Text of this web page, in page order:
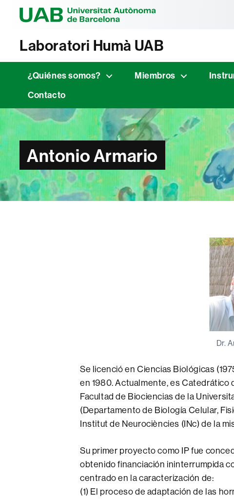
Laboratori Humà UAB
¿Quiénes somos? Miembros
Contacto
Antonio Armario
Dr.
Se licenció en Ciencias Biológicas
en 1980. Actualmente, es Catedrático
Facultad de Biociencias de la
(Departamento de Biología Celular,
Institut de Neurociències (INc) de la
Su primer proyecto como IP fue
obtenido financiación ininterrumpida
centrado en la caracterización de:
(1) El proceso de adaptación de las